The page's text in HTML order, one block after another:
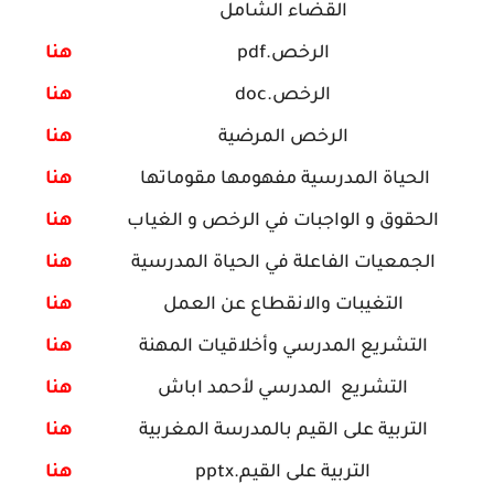
القضاء الشامل
الرخص.pdf هنا
الرخص.doc هنا
الرخص المرضية هنا
الحياة المدرسية مفهومها مقوماتها هنا
الحقوق و الواجبات في الرخص و الغياب هنا
الجمعيات الفاعلة في الحياة المدرسية هنا
التغيبات والانقطاع عن العمل هنا
التشريع المدرسي وأخلاقيات المهنة هنا
التشريع المدرسي لأحمد اباش هنا
التربية على القيم بالمدرسة المغربية هنا
التربية على القيم.pptx هنا